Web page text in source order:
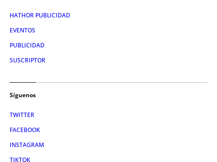
HATHOR PUBLICIDAD
EVENTOS
PUBLICIDAD
SUSCRIPTOR
Síguenos
TWITTER
FACEBOOK
INSTAGRAM
TIKTOK